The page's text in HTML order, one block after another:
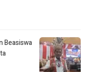
Beasiswa